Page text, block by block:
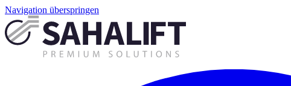
Navigation überspringen